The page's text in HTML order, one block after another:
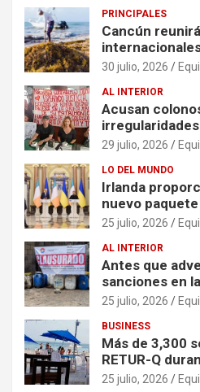
PRINCIPALES
Cancún
soluciones al
30 julio, 2026
AL INTERIOR
Acusan
escrituras
29 julio, 2026
LO DEL MUNDO
Irlanda
nuevo
millones de
25 julio, 2026
AL INTERIOR
Antes que
sanciones en
25 julio, 2026
BUSINESS
Más de 3,300
RETUR-Q
25 julio, 2026